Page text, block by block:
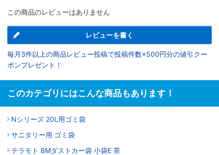
この商品のレビューはありません
レビューを書く
毎月3件以上の商品レビュー投稿で投稿件数×500円分の値引クー
ポンプレゼント！
このカテゴリにはこんな商品もあります！
Nシリーズ 20L用ゴミ袋
サニタリー用 ゴミ袋
テラモト BMダストカー袋 小袋E 茶